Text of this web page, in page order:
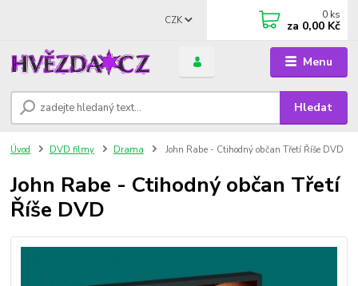
Menu
CZK
Hledat
0 ks
za 0,00 Kč
Úvod DVD filmy Drama John Rabe - Ctihodný občan Třetí Říše DVD
John Rabe - Ctihodný občan Třetí
Říše DVD